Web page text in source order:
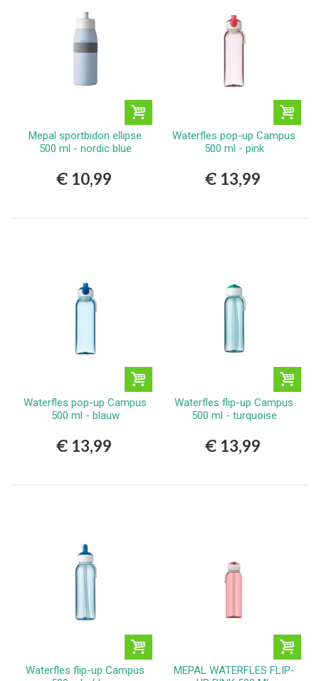
Mepal sportbidon ellipse
500 ml - nordic blue
€ 10,99
Waterfles pop-up Campus
500 ml - pink
€ 13,99
Waterfles pop-up Campus
500 ml - blauw
€ 13,99
Waterfles flip-up Campus
500 ml - turquoise
€ 13,99
Waterfles flip-up Campus
MEPAL WATERFLES FLIP-